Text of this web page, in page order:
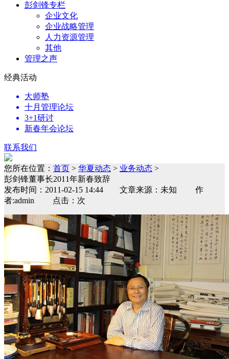
彭剑锋专栏
企业文化
企业战略管理
人力资源管理
其他
管理之声
经典活动
大师塾
十月管理论坛
3+1研讨
新春年会论坛
联系我们
您所在位置： 首页 > 华夏动态 > 业务动态 >
彭剑锋董事长2011年新春致辞
发布时间：2011-02-15 14:44 文章来源：未知 作
者:admin 点击：次